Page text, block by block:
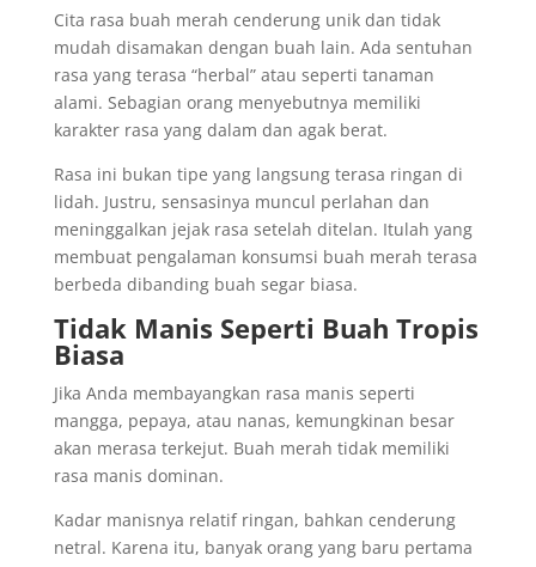
Cita rasa buah merah cenderung unik dan tidak
mudah disamakan dengan buah lain. Ada sentuhan
rasa yang terasa “herbal” atau seperti tanaman
alami. Sebagian orang menyebutnya memiliki
karakter rasa yang dalam dan agak berat.
Rasa ini bukan tipe yang langsung terasa ringan di
lidah. Justru, sensasinya muncul perlahan dan
meninggalkan jejak rasa setelah ditelan. Itulah yang
membuat pengalaman konsumsi buah merah terasa
berbeda dibanding buah segar biasa.
Tidak Manis Seperti Buah Tropis
Biasa
Jika Anda membayangkan rasa manis seperti
mangga, pepaya, atau nanas, kemungkinan besar
akan merasa terkejut. Buah merah tidak memiliki
rasa manis dominan.
Kadar manisnya relatif ringan, bahkan cenderung
netral. Karena itu, banyak orang yang baru pertama